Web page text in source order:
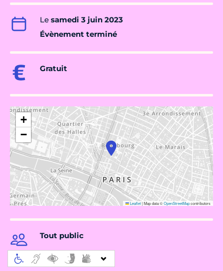
Le samedi 3 juin 2023
Évènement terminé
Gratuit
+
−
Leaflet|Map data ©OpenStreetMapcontributors
Tout public